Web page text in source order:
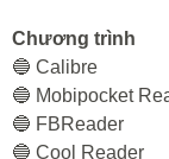
Chương trình
🔵 Calibre
🔵 Mobipocket
🔵 FBReader
🔵 Cool Reader